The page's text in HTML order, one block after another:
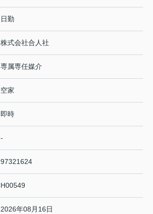
日勤
株式会社合人社
専属専任媒介
空家
即時
-
97321624
H00549
2026年08月16日